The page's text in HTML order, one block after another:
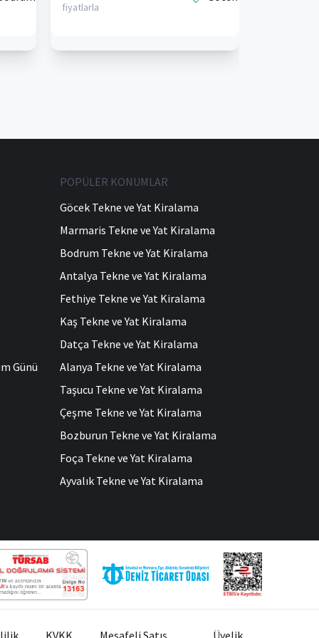
fiyatlarla
Günü
POPÜLER KONUMLAR
Göcek Tekne ve Yat Kiralama
Marmaris Tekne ve Yat Kiralama
Bodrum Tekne ve Yat Kiralama
Antalya Tekne ve Yat Kiralama
Fethiye Tekne ve Yat Kiralama
Kaş Tekne ve Yat Kiralama
Datça Tekne ve Yat Kiralama
Alanya Tekne ve Yat Kiralama
Taşucu Tekne ve Yat Kiralama
Çeşme Tekne ve Yat Kiralama
Bozburun Tekne ve Yat Kiralama
Foça Tekne ve Yat Kiralama
Ayvalık Tekne ve Yat Kiralama